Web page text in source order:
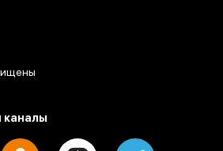
каналы
Dzen